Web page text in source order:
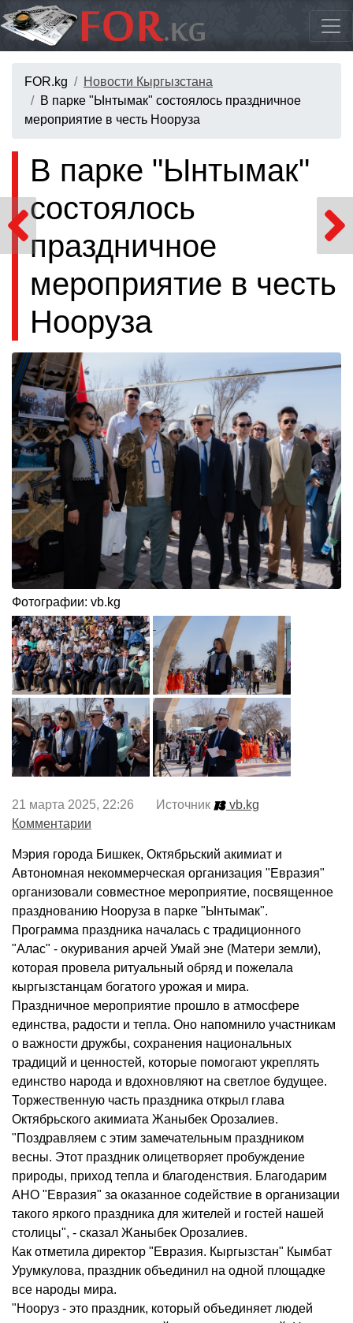
FOR.kg
Новости Кыргызстана
В парке "Ынтымак" состоялось праздничное
мероприятие в честь Нооруза
В парке "Ынтымак"
состоялось
праздничное
мероприятие в честь
Нооруза
Фотографии: vb.kg
21 марта 2025, 22:26 Источник
vb.kg
Комментарии
Мэрия города Бишкек, Октябрьский акимиат и
Автономная некоммерческая организация "Евразия"
организовали совместное мероприятие, посвященное
празднованию Нооруза в парке "Ынтымак".
Программа праздника началась с традиционного
"Алас" - окуривания арчей Умай эне (Матери земли),
которая провела ритуальный обряд и пожелала
кыргызстанцам богатого урожая и мира.
Праздничное мероприятие прошло в атмосфере
единства, радости и тепла. Оно напомнило участникам
о важности дружбы, сохранения национальных
традиций и ценностей, которые помогают укреплять
единство народа и вдохновляют на светлое будущее.
Торжественную часть праздника открыл глава
Октябрьского акимиата Жаныбек Орозалиев.
"Поздравляем с этим замечательным праздником
весны. Этот праздник олицетворяет пробуждение
природы, приход тепла и благоденствия. Благодарим
АНО "Евразия" за оказанное содействие в организации
такого яркого праздника для жителей и гостей нашей
столицы", - сказал Жаныбек Орозалиев.
Как отметила директор "Евразия. Кыргызстан" Кымбат
Урумкулова, праздник объединил на одной площадке
все народы мира.
"Нооруз - это праздник, который объединяет людей